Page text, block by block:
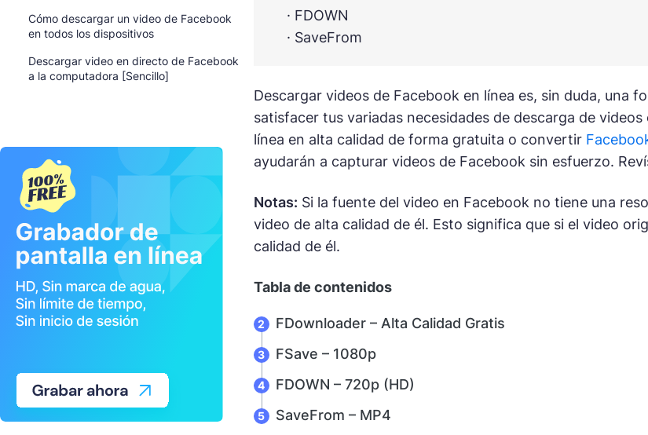
Cómo descargar un video de Facebook
en todos los dispositivos
Descargar video en directo de Facebook
a la computadora [Sencillo]
· FDOWN
· SaveFrom
Descargar videos de Facebook en línea es, sin duda, una
satisfacer tus variadas necesidades de descarga de
línea en alta calidad de forma gratuita o convertir
ayudarán a capturar videos de Facebook sin esfuerzo.
Notas: Si la fuente del video en Facebook no tiene una
video de alta calidad de él. Esto significa que si el video
calidad de él.
Tabla de contenidos
FDownloader – Alta Calidad Gratis
FSave – 1080p
FDOWN – 720p (HD)
SaveFrom – MP4